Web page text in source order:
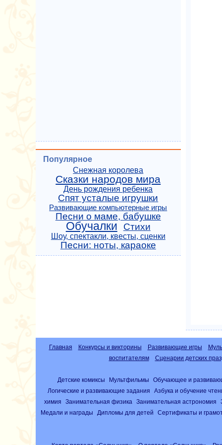
Популярное
Снежная королева
Сказки народов мира
День рождения ребенка
Спят усталые игрушки
Развивающие компьютерные игры
Песни о маме, бабушке
Обучалки Стихи
Шоу, спектакли, квесты, сценки
Песни: ноты, караоке
Главная Конкурсы и викторины Развивающие игры
воспитателям
Сценарии детских
Детские комиксы Мультфильмы
Обучающее и
Логические и развивающие задания
Азбука и обучение
химия
Занимательная физика Занимательная астрономия
Медали и награды
Дипломы для детей Сертификаты и